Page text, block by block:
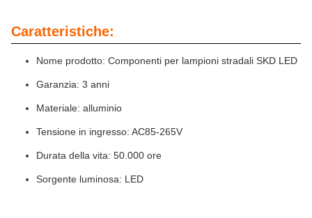
Caratteristiche:
Nome prodotto: Componenti per lampioni stradali SKD LED
Garanzia: 3 anni
Materiale: alluminio
Tensione in ingresso: AC85-265V
Durata della vita: 50.000 ore
Sorgente luminosa: LED